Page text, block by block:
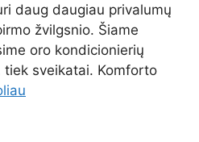
daug daugiau privalumų
žvilgsnio. Šiame
oro kondicionierių
sveikatai. Komforto